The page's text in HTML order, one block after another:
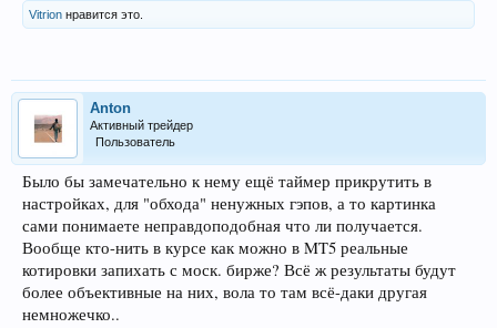
Vitrion нравится это.
Anton
Активный трейдер
Пользователь
Было бы замечательно к нему ещё таймер прикрутить в
настройках, для "обхода" ненужных гэпов, а то картинка
сами понимаете неправдоподобная что ли получается.
Вообще кто-нить в курсе как можно в MT5 реальные
котировки запихать с моск. бирже? Всё ж результаты будут
более объективные на них, вола то там всё-даки другая
немножечко..